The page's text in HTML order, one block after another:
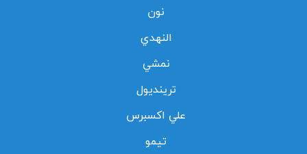
نون
النهدي
نمشي
ترينديول
علي اكسبرس
تيمو